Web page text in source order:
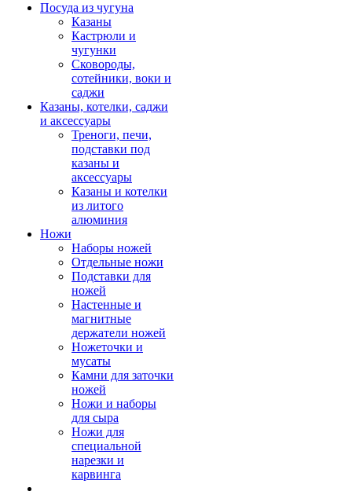
Посуда из чугуна
Казаны
Кастрюли и
чугунки
Сковороды,
сотейники, воки и
саджи
Казаны, котелки, саджи
и аксессуары
Треноги, печи,
подставки под
казаны и
аксессуары
Казаны и котелки
из литого
алюминия
Ножи
Наборы ножей
Отдельные ножи
Подставки для
ножей
Настенные и
магнитные
держатели ножей
Ножеточки и
мусаты
Камни для заточки
ножей
Ножи и наборы
для сыра
Ножи для
специальной
нарезки и
карвинга